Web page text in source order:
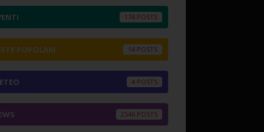
174
POPOLARI 14
4
2546